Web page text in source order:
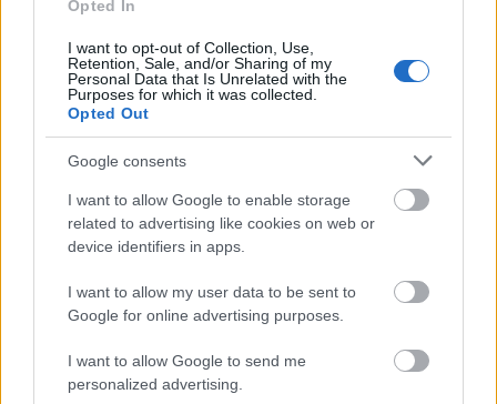
Opted In
I want to opt-out of Collection, Use,
Retention, Sale, and/or Sharing of my
Personal Data that Is Unrelated with the
Purposes for which it was collected.
Opted Out
Google consents
I want to allow Google to enable storage
related to advertising like cookies on web or
device identifiers in apps.
I want to allow my user data to be sent to
Google for online advertising purposes.
I want to allow Google to send me
personalized advertising.
Τέλος, σε επίπεδο ήχου παρατηρούνται βελτιώσεις
στην ποιότητα του FaceTime σε συνθήκες χαμηλού
εύρους ζώνης, ενώ η εφαρμογή Fitness αποκτά τη
δυνατότητα χειροκίνητης καταγραφής
προπονήσεων. Αυτές οι ενημερώσεις
συνοδεύονται από διορθώσεις σφαλμάτων και
βελτιώσεις απόδοσης, προσφέροντας μια πιο
έξυπνη και εξατομικευμένη εμπειρία χρήσης σε
όλο το οικοσύστημα της Apple.